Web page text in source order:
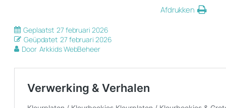
Afdrukken
Geplaatst 27 februari 2026
Geüpdatet 27 februari 2026
Door Arkkids WebBeheer